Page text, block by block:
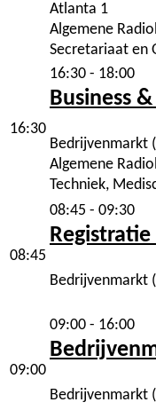
Atlanta 1
Algemene
Secretariaat en
16:30
16:30 - 18:00
Business
Bedrijvenmarkt
Algemene
Techniek,
08:45
08:45 - 09:30
Bedrijvenmarkt
09:00
09:00 - 16:00
Bedrijvenmarkt